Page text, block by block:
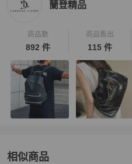
蘭登精品
商品數
892 件
商品售出
115 件
相似商品